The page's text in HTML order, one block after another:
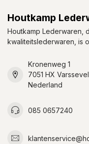
Houtkamp
Houtkamp Lederwaren,
kwaliteitslederwaren, is
Kronenweg 1
7051 HX
Nederland
085 0657240